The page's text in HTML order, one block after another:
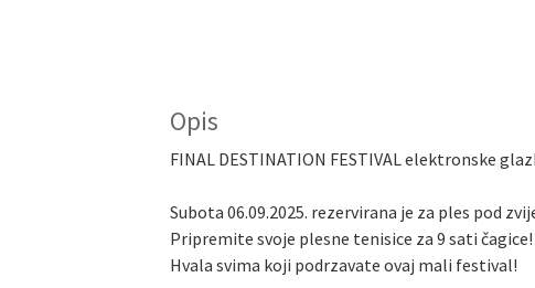
Opis
FINAL DESTINATION FESTIVAL elektronske
Subota 06.09.2025. rezervirana je za ples pod
Pripremite svoje plesne tenisice za 9 sati čagice!
Hvala svima koji podrzavate ovaj mali festival!